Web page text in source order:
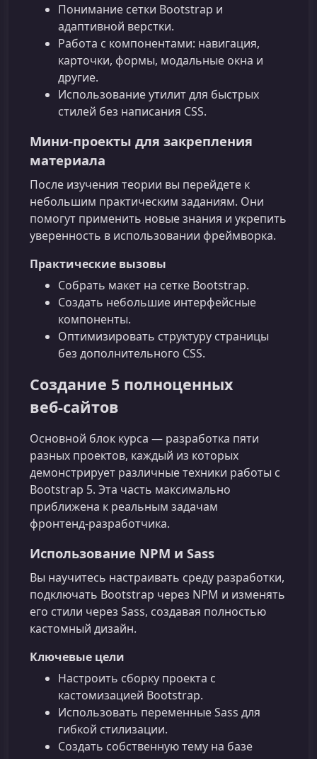
Понимание сетки Bootstrap и
адаптивной верстки.
Работа с компонентами: навигация,
карточки, формы, модальные окна и
другие.
Использование утилит для быстрых
стилей без написания CSS.
Мини‑проекты для закрепления
материала
После изучения теории вы перейдете к
небольшим практическим заданиям. Они
помогут применить новые знания и укрепить
уверенность в использовании фреймворка.
Практические вызовы
Собрать макет на сетке Bootstrap.
Создать небольшие интерфейсные
компоненты.
Оптимизировать структуру страницы
без дополнительного CSS.
Создание 5 полноценных
веб‑сайтов
Основной блок курса — разработка пяти
разных проектов, каждый из которых
демонстрирует различные техники работы с
Bootstrap 5. Эта часть максимально
приближена к реальным задачам
фронтенд‑разработчика.
Использование NPM и Sass
Вы научитесь настраивать среду разработки,
подключать Bootstrap через NPM и изменять
его стили через Sass, создавая полностью
кастомный дизайн.
Ключевые цели
Настроить сборку проекта с
кастомизацией Bootstrap.
Использовать переменные Sass для
гибкой стилизации.
Создать собственную тему на базе